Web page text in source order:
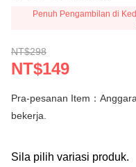
Penuh Pengambilan di
NT$298
NT$149
Pra-pesanan Item：
bekerja.
Sila pilih variasi produk.